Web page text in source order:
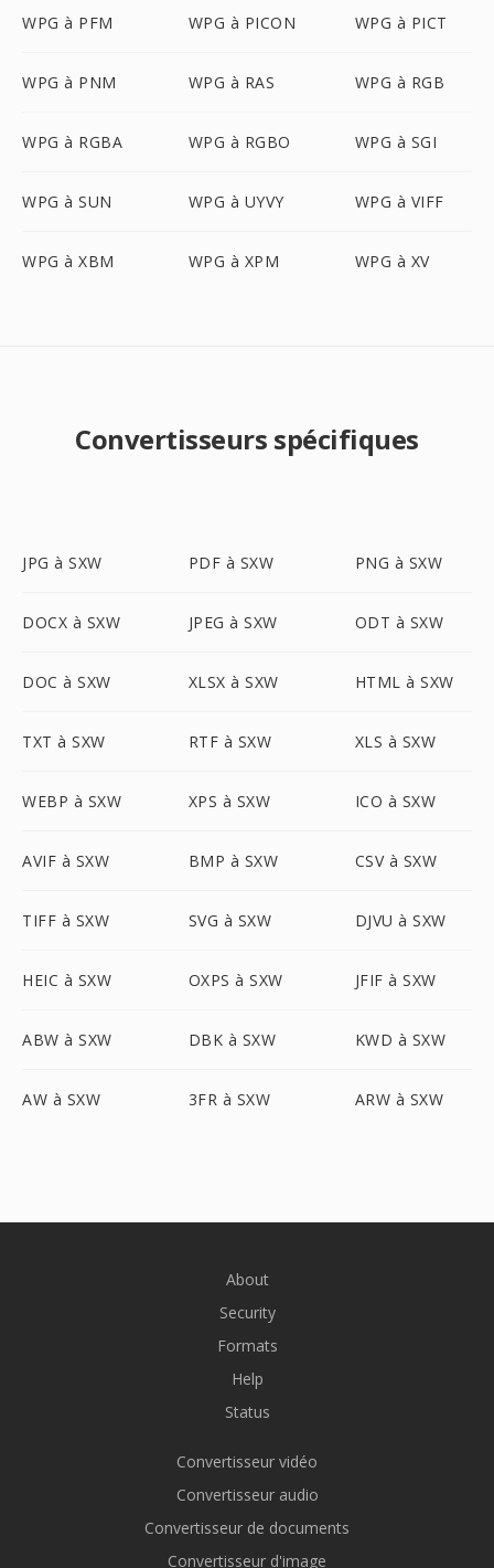
WPG à PFM WPG à PICON WPG à PICT
WPG à PNM WPG à RAS WPG à RGB
WPG à RGBA WPG à RGBO WPG à SGI
WPG à SUN WPG à UYVY WPG à VIFF
WPG à XBM WPG à XPM WPG à XV
Convertisseurs spécifiques
JPG à SXW PDF à SXW PNG à SXW
DOCX à SXW JPEG à SXW ODT à SXW
DOC à SXW XLSX à SXW HTML à SXW
TXT à SXW RTF à SXW XLS à SXW
WEBP à SXW XPS à SXW ICO à SXW
AVIF à SXW BMP à SXW CSV à SXW
TIFF à SXW SVG à SXW DJVU à SXW
HEIC à SXW OXPS à SXW JFIF à SXW
ABW à SXW DBK à SXW KWD à SXW
AW à SXW 3FR à SXW ARW à SXW
About
Security
Formats
Help
Status
Convertisseur vidéo
Convertisseur audio
Convertisseur de documents
Convertisseur d'image